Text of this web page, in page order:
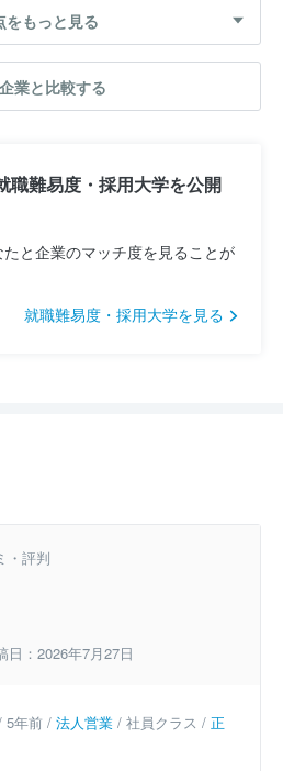
をもっと見る
業と比較する
職難易度・採用大学を公開
と企業のマッチ度を見ることが
就職難易度・採用大学を見る
・評判
日：2026年7月27日
5年前 / 法人営業 / 社員クラス / 正